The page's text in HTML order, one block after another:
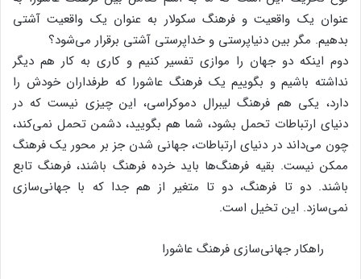
عنوان یک واقعیت و فرهنگ سکولار به عنوان یک واقعیت آشتی
بدهیم. مگر بین دنیاپرستی و خداپرستی آشتی برقرار می‌شود؟
دوم اینکه دو جهان را موازی تفسیر کنیم و کاری به کار هم دیگر
نداشته باشیم و بگوییم یک فرهنگ عاشورا که طرفداران خودش را
دارد، یکی هم فرهنگ لیبرال دموکراسی، این چیزی نیست که در
دنیای ارتباطات تحمل بشود، شما هم بگویید، دشمن تحمل نمی‌کند،
چون می‌داند در دنیای ارتباطات، جهانی شدن جز بر محور یک فرهنگ
ممکن نیست. بقیه فرهنگ‌ها باید خرده فرهنگ باشند، فرهنگ تابع
باشند. دو تا فرهنگ، دو تا متغیر از هم جدا که با جهانی‌سازی
نمی‌سازد. این تخیل است.
راهکار جهانی‌سازی فرهنگ عاشورا